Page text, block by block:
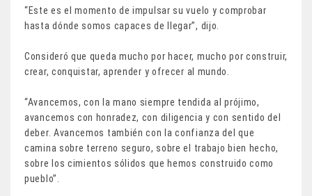
“Este es el momento de impulsar su vuelo y comprobar
hasta dónde somos capaces de llegar”, dijo.
Consideró que queda mucho por hacer, mucho por construir,
crear, conquistar, aprender y ofrecer al mundo.
“Avancemos, con la mano siempre tendida al prójimo,
avancemos con honradez, con diligencia y con sentido del
deber. Avancemos también con la confianza del que
camina sobre terreno seguro, sobre el trabajo bien hecho,
sobre los cimientos sólidos que hemos construido como
pueblo”.